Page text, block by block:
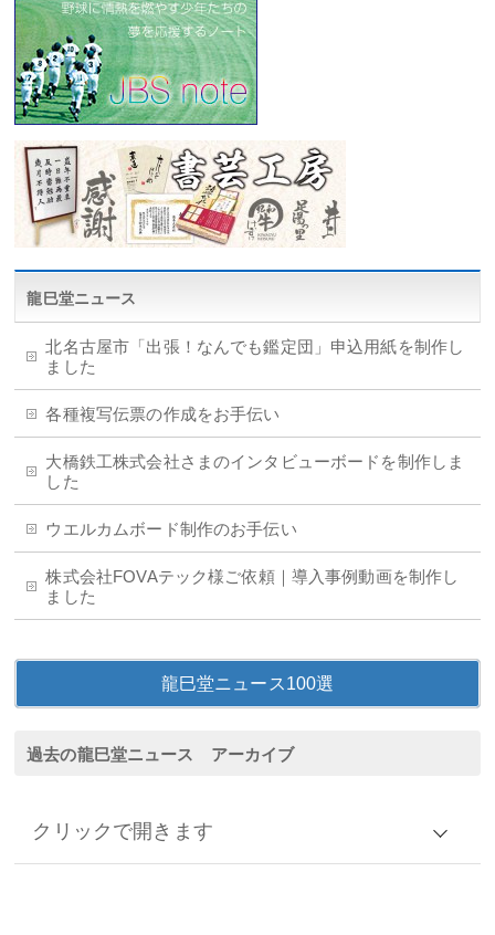
龍巳堂ニュース
北名古屋市「出張！なんでも鑑定団」申込用紙を制作し
ました
各種複写伝票の作成をお手伝い
大橋鉄工株式会社さまのインタビューボードを制作しま
した
ウエルカムボード制作のお手伝い
株式会社FOVAテック様ご依頼｜導入事例動画を制作し
ました
龍巳堂ニュース100選
過去の龍巳堂ニュース アーカイブ
クリックで開きます